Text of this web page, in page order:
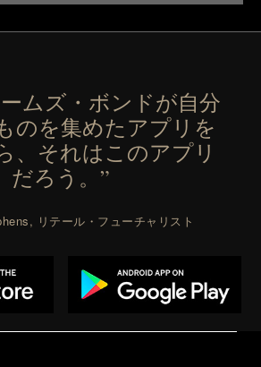
ムズ・ボンドが自分
のを集めたアプリを
、それはこのアプリ
だろう。”
リテール・フューチャリスト